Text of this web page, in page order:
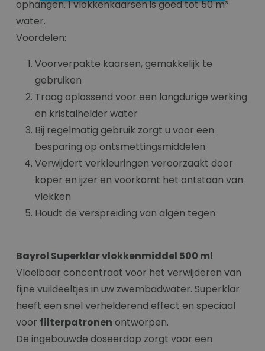
ophangen. 1 vlokkenkaarsen is goed tot 50 m³
water.
Voordelen:
Voorverpakte kaarsen, gemakkelijk te
gebruiken
Traag oplossend voor een langdurige werking
en kristalhelder water
Bij regelmatig gebruik zorgt u voor een
besparing op ontsmettingsmiddelen
Verwijdert verkleuringen veroorzaakt door
koper en ijzer en voorkomt het ontstaan van
vlekken
Houdt de verspreiding van algen tegen
Bayrol Superklar vlokkenmiddel 500 ml
Vloeibaar concentraat voor het verwijderen van
fijne vuildeeltjes in uw zwembadwater. Superklar
heeft een snel verhelderend effect en speciaal
voor filterpatronen ontworpen.
De ingebouwde doseerdop zorgt voor een